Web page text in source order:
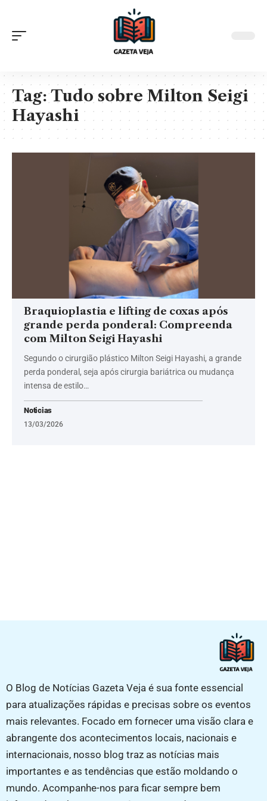
Tag:Tudo sobre Milton Seigi
Hayashi
Braquioplastia e lifting de coxas após
grande perda ponderal: Compreenda
com Milton Seigi Hayashi
Segundo o cirurgião plástico Milton Seigi Hayashi, a grande
perda ponderal, seja após cirurgia bariátrica ou mudança
intensa de estilo…
Noticias
13/03/2026
O Blog de Notícias Gazeta Veja é sua fonte essencial
para atualizações rápidas e precisas sobre os eventos
mais relevantes. Focado em fornecer uma visão clara e
abrangente dos acontecimentos locais, nacionais e
internacionais, nosso blog traz as notícias mais
importantes e as tendências que estão moldando o
mundo. Acompanhe-nos para ficar sempre bem